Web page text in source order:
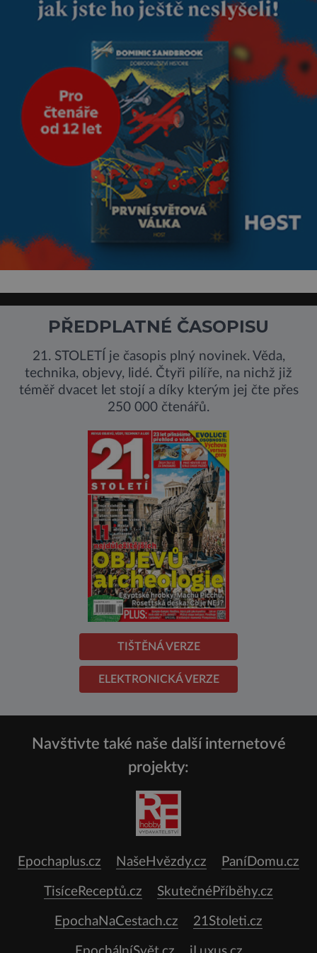
miminka měl působit především
klidně a útulně. Předškolní věk
PŘEDPLATNÉ ČASOPISU
21. STOLETÍ je časopis plný novinek. Věda,
technika, objevy, lidé. Čtyři pilíře, na nichž již
téměř dvacet let stojí a díky kterým jej čte přes
250 000 čtenářů.
TIŠTĚNÁ VERZE
ELEKTRONICKÁ VERZE
Navštivte také naše další internetové
projekty:
Epochaplus.cz NašeHvězdy.cz PaníDomu.cz
TisíceReceptů.cz SkutečnéPříběhy.cz
EpochaNaCestach.cz 21Stoleti.cz